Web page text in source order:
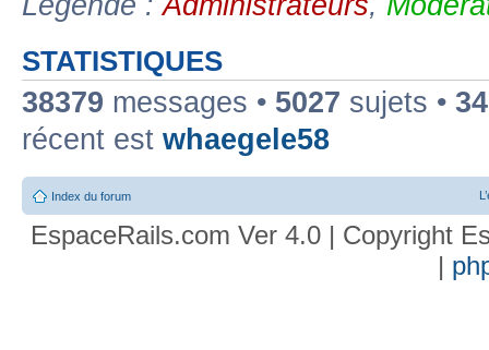
STATISTIQUES
38379 messages • 5027 sujets •
récent est whaegele58
Index du forum
EspaceRails.com Ver 4.0 | Copyright
|